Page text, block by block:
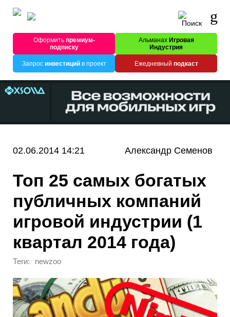
Оформитьпремиум-
подписку
Альманах Игровая
Индустрия
Запрос инвестицийв проект Ежедневный подкаст
02.06.2014 14:21 Александр Семенов
Топ 25 самых богатых
публичных компаний
игровой индустрии (1
квартал 2014 года)
Теги: newzoo